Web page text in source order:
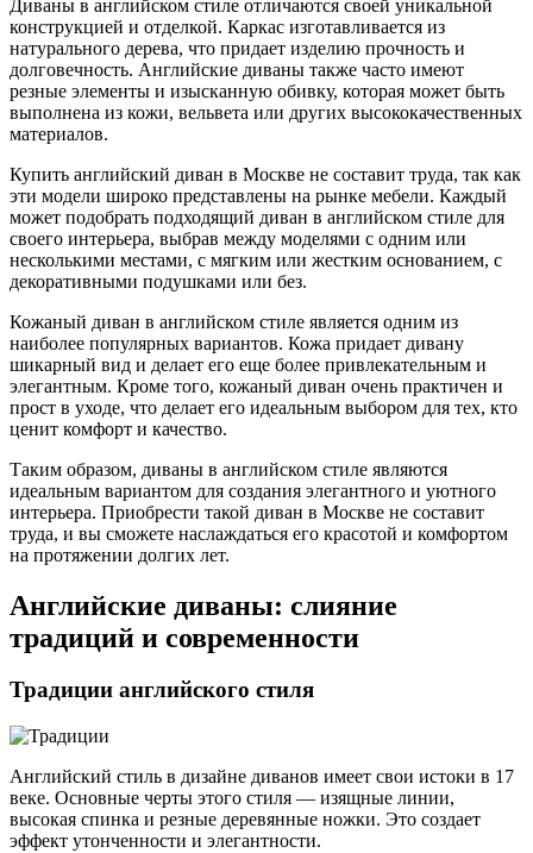
Диваны в английском стиле отличаются своей уникальной
конструкцией и отделкой. Каркас изготавливается из
натурального дерева, что придает изделию прочность и
долговечность. Английские диваны также часто имеют
резные элементы и изысканную обивку, которая может быть
выполнена из кожи, вельвета или других высококачественных
материалов.
Купить английский диван в Москве не составит труда, так как
эти модели широко представлены на рынке мебели. Каждый
может подобрать подходящий диван в английском стиле для
своего интерьера, выбрав между моделями с одним или
несколькими местами, с мягким или жестким основанием, с
декоративными подушками или без.
Кожаный диван в английском стиле является одним из
наиболее популярных вариантов. Кожа придает дивану
шикарный вид и делает его еще более привлекательным и
элегантным. Кроме того, кожаный диван очень практичен и
прост в уходе, что делает его идеальным выбором для тех, кто
ценит комфорт и качество.
Таким образом, диваны в английском стиле являются
идеальным вариантом для создания элегантного и уютного
интерьера. Приобрести такой диван в Москве не составит
труда, и вы сможете наслаждаться его красотой и комфортом
на протяжении долгих лет.
Английские диваны: слияние
традиций и современности
Традиции английского стиля
Английский стиль в дизайне диванов имеет свои истоки в 17
веке. Основные черты этого стиля — изящные линии,
высокая спинка и резные деревянные ножки. Это создает
эффект утонченности и элегантности.